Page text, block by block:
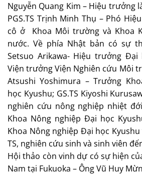
Nguyễn Quang Kim – Hiệu trưởng
PGS.TS Trịnh Minh Thụ – Phó
cô ở Khoa Môi trường và Khoa
nước. Về phía Nhật bản có sự
Setsuo Arikawa- Hiệu trưởng Đại
Viện trưởng Viện Nghiên cứu Môi
Atsushi Yoshimura – Trưởng
học Kyushu; GS.TS Kiyoshi
nghiên cứu nông nghiệp nhiệt
Khoa Nông nghiệp Đại học
Khoa Nông nghiệp Đại học Kyushu
TS, nghiên cứu sinh và sinh viên
Hội thảo còn vinh dự có sự hiện
Nam tại Fukuoka – Ông Vũ Huy